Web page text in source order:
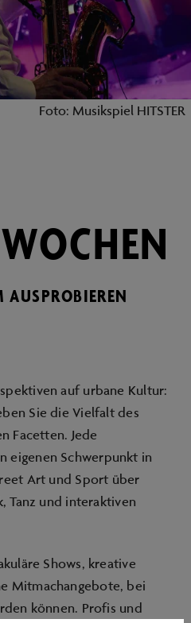
Foto: Musikspiel HITSTER
auf urbane Kultur:
Sie die Vielfalt des
Facetten. Jede
eigenen Schwerpunkt in
Art und Sport über
Tanz und interaktiven
Shows, kreative
Mitmachangebote, bei
können. Profis und